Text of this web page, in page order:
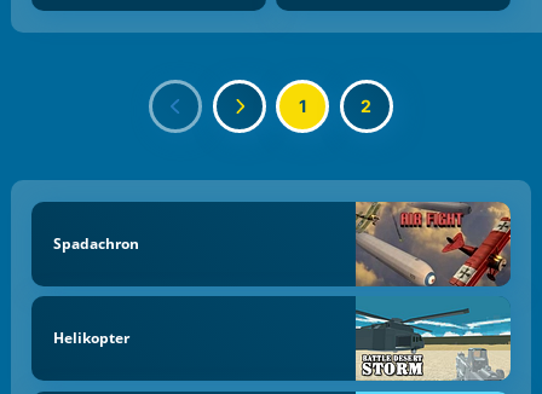
1 2
Spadachron
Helikopter